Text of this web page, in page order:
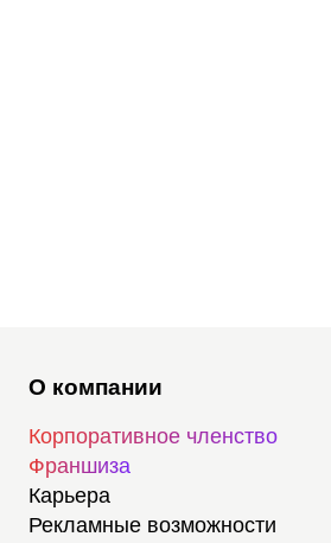
О компании
Корпоративное членство
Франшиза
Карьера
Рекламные возможности